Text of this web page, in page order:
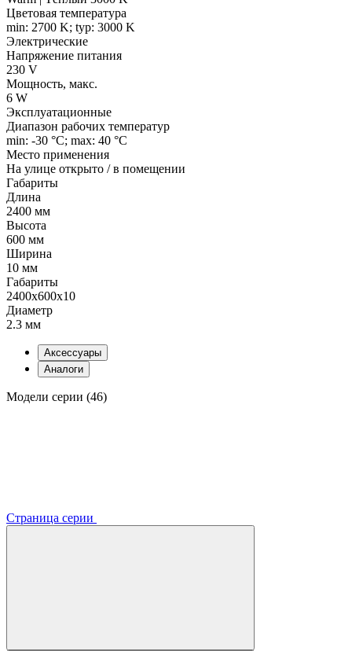
Цветовая температура
min: 2700 K; typ: 3000 K
Электрические
Напряжение питания
230 V
Мощность, макс.
6 W
Эксплуатационные
Диапазон рабочих температур
min: -30 °C; max: 40 °C
Место применения
На улице открыто / в помещении
Габариты
Длина
2400 мм
Высота
600 мм
Ширина
10 мм
Габариты
2400x600x10
Диаметр
2.3 мм
Аксессуары
Аналоги
Модели серии (46)
Страница серии